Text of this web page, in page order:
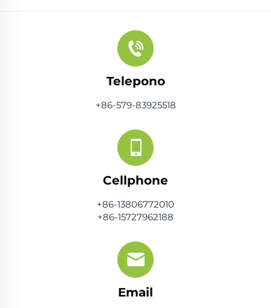
Telepono
+86-579-83925518
Cellphone
+86-13806772010
+86-15727962188
Email